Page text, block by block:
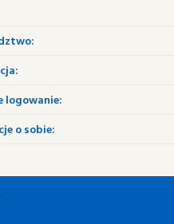
logowanie:
o sobie: